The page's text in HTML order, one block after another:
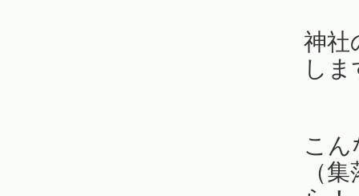
神社
し
こ
（